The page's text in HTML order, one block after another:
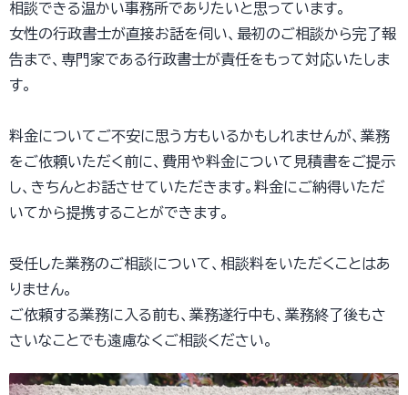
相談できる温かい事務所でありたいと思っています。
女性の行政書士が直接お話を伺い、最初のご相談から完了報
告まで、専門家である行政書士が責任をもって対応いたしま
す。
料金についてご不安に思う方もいるかもしれませんが、業務
をご依頼いただく前に、費用や料金について見積書をご提示
し、きちんとお話させていただきます。料金にご納得いただ
いてから提携することができます。
受任した業務のご相談について、相談料をいただくことはあ
りません。
ご依頼する業務に入る前も、業務遂行中も、業務終了後もさ
さいなことでも遠慮なくご相談ください。